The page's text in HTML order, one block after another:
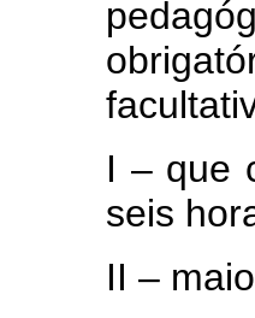
I – que
seis
II –